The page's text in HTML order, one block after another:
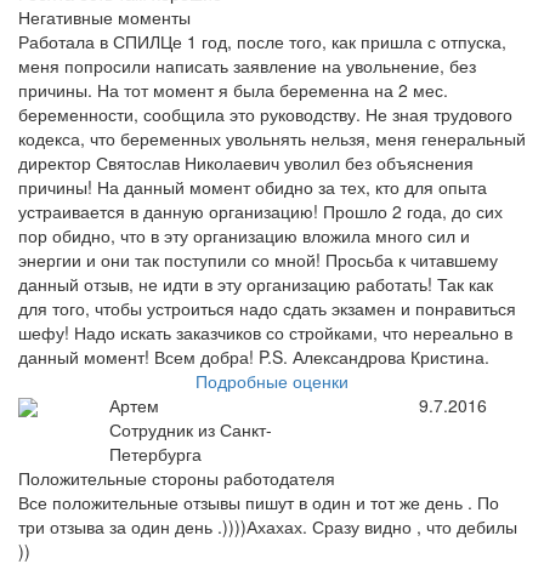
Негативные моменты
Работала в СПИЛЦе 1 год, после того, как пришла с отпуска,
меня попросили написать заявление на увольнение, без
причины. На тот момент я была беременна на 2 мес.
беременности, сообщила это руководству. Не зная трудового
кодекса, что беременных увольнять нельзя, меня генеральный
директор Святослав Николаевич уволил без объяснения
причины! На данный момент обидно за тех, кто для опыта
устраивается в данную организацию! Прошло 2 года, до сих
пор обидно, что в эту организацию вложила много сил и
энергии и они так поступили со мной! Просьба к читавшему
данный отзыв, не идти в эту организацию работать! Так как
для того, чтобы устроиться надо сдать экзамен и понравиться
шефу! Надо искать заказчиков со стройками, что нереально в
данный момент! Всем добра! P.S. Александрова Кристина.
Подробные оценки
Артем
Сотрудник из Санкт-
Петербурга
9.7.2016
Положительные стороны работодателя
Все положительные отзывы пишут в один и тот же день . По
три отзыва за один день .))))Ахахах. Сразу видно , что дебилы
))